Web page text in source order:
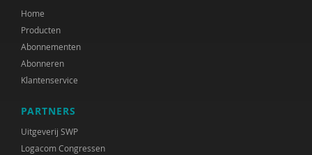
Home
Producten
Abonnementen
Abonneren
Klantenservice
PARTNERS
Uitgeverij SWP
Logacom Congressen